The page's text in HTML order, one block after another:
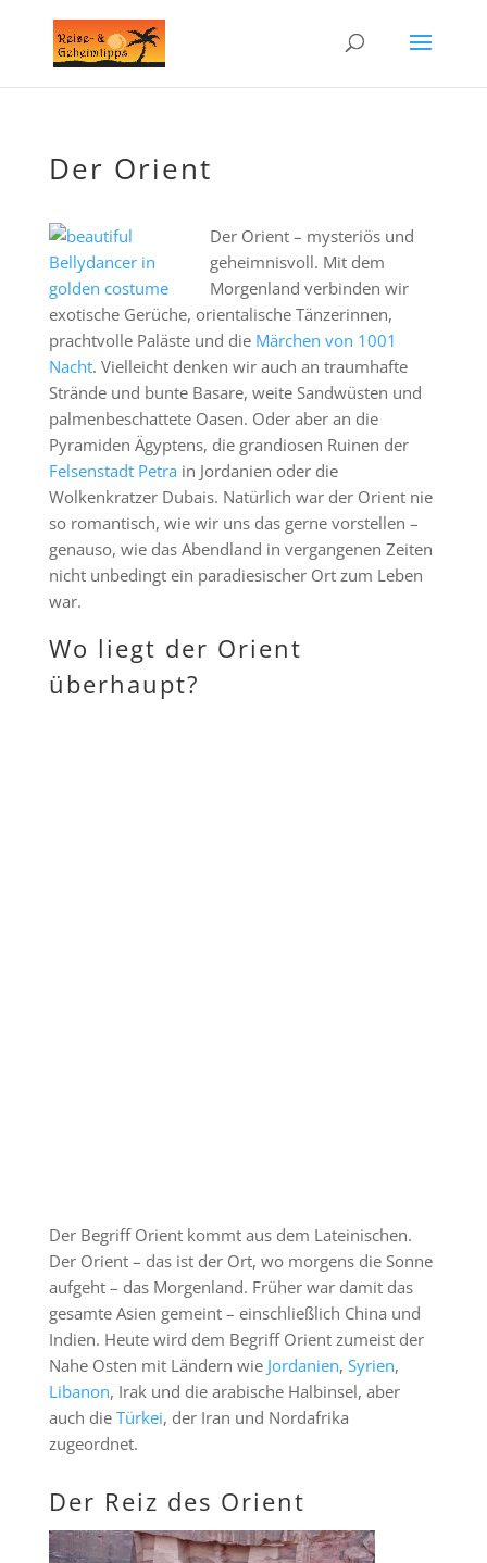
Der Orient
Der Orient – mysteriös und
geheimnisvoll. Mit dem
Morgenland verbinden wir
exotische Gerüche, orientalische Tänzerinnen,
prachtvolle Paläste und die Märchen von 1001
Nacht. Vielleicht denken wir auch an traumhafte
Strände und bunte Basare, weite Sandwüsten und
palmenbeschattete Oasen. Oder aber an die
Pyramiden Ägyptens, die grandiosen Ruinen der
Felsenstadt Petra in Jordanien oder die
Wolkenkratzer Dubais. Natürlich war der Orient nie
so romantisch, wie wir uns das gerne vorstellen –
genauso, wie das Abendland in vergangenen Zeiten
nicht unbedingt ein paradiesischer Ort zum Leben
war.
Wo liegt der Orient
überhaupt?
Der Begriff Orient kommt aus dem Lateinischen.
Der Orient – das ist der Ort, wo morgens die Sonne
aufgeht – das Morgenland. Früher war damit das
gesamte Asien gemeint – einschließlich China und
Indien. Heute wird dem Begriff Orient zumeist der
Nahe Osten mit Ländern wie Jordanien, Syrien,
Libanon, Irak und die arabische Halbinsel, aber
auch die Türkei, der Iran und Nordafrika
zugeordnet.
Der Reiz des Orient